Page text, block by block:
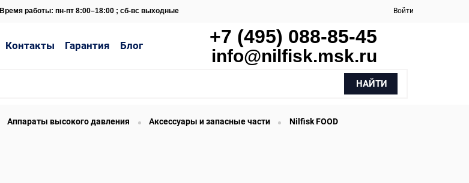
Время работы: пн-пт 8:00–18:00 ; сб-вс выходные Войти
Контакты Гарантия Блог +7 (495) 088-85-45
info@nilfisk.msk.ru
НАЙТИ
Аппараты высокого давления Аксессуары и запасные части Nilfisk FOOD